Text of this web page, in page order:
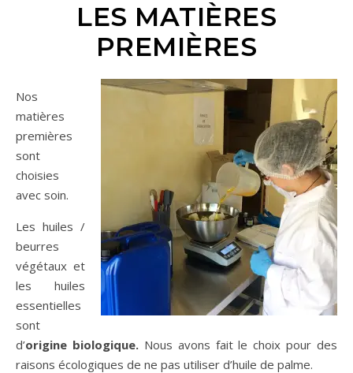
LES MATIÈRES
PREMIÈRES
Nos
matières
premières
sont
choisies
avec soin.
Les huiles /
beurres
végétaux et
les huiles
essentielles
sont
d’origine biologique. Nous avons fait le choix pour des
raisons écologiques de ne pas utiliser d’huile de palme.